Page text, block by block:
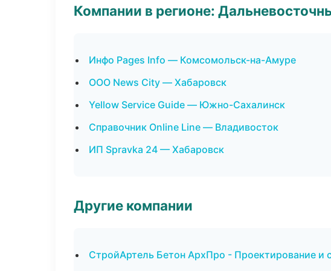
Компании в регионе:
Инфо Pages Info — Комсомольск-на-Амуре
ООО News City — Хабаровск
Yellow Service Guide — Южно-Сахалинск
Справочник Online Line — Владивосток
ИП Spravka 24 — Хабаровск
Другие компании
СтройАртель Бетон АрхПро - Проектирование и